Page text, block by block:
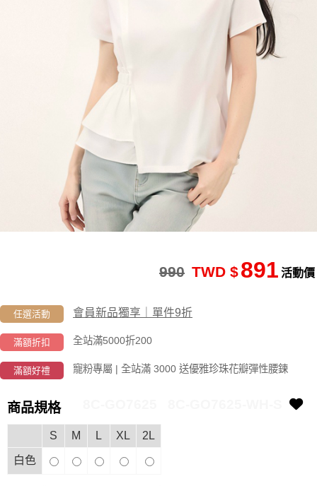
活動價
891
TWD $
990
任選活動 會員新品獨享｜單件9折
滿額折扣 全站滿5000折200
滿額好禮 寵粉專屬 | 全站滿 3000 送優雅珍珠花瓣彈性腰鍊
商品規格
S M L XL 2L
白色